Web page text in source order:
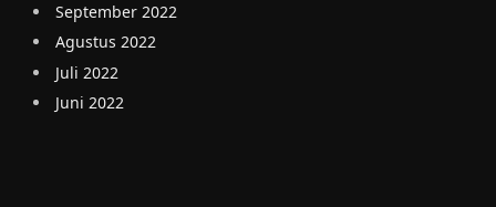
September 2022
Agustus 2022
Juli 2022
Juni 2022